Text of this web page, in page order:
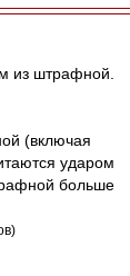
из штрафной.
(включая
ударом
больше